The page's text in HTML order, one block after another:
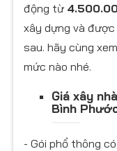
động từ
xây dựng và
sau. hãy cùng
mức nào nhé.
Giá xây
Bình
​- Gói phổ thông